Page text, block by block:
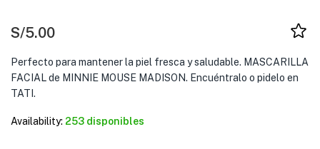
S/5.00
Perfecto para mantener la piel fresca y saludable. MASCARILLA
FACIAL de MINNIE MOUSE MADISON. Encuéntralo o pidelo en
TATI.
Availability: 253 disponibles